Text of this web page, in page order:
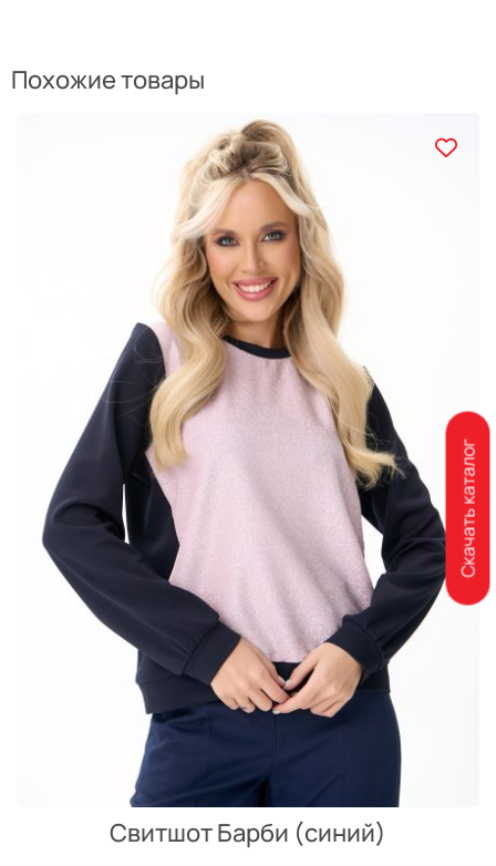
Похожие товары
Свитшот Барби (синий)
Скачать каталог